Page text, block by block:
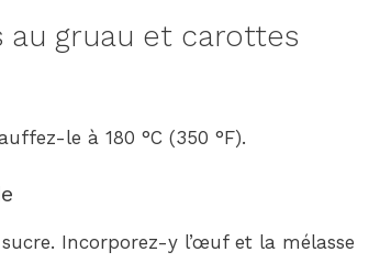
au gruau et carottes
le à 180 °C (350 °F).
Incorporez-y l’œuf et la mélasse